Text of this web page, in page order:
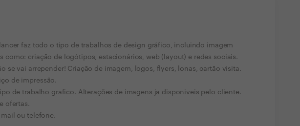
faz todo o tipo de trabalhos de design gráfico, incluindo imagem
como: criação de logótipos, estacionários, web (layout) e redes sociais.
se vai arrepender! Criação de imagem, logos, flyers, lonas, cartão visita.
de impressão.
de trabalho grafico. Alterações de imagens ja disponiveis pelo cliente.
ofertas.
ou telefone.